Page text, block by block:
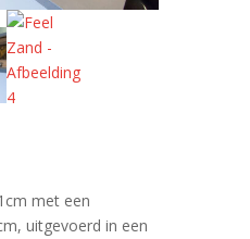
met een
uitgevoerd in een